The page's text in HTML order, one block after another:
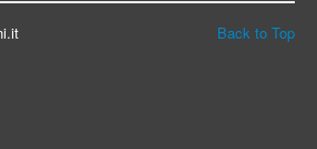
Back to Top